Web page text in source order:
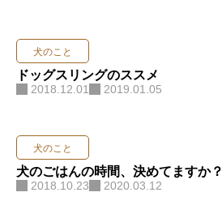
犬のこと
ドッグスリングのススメ
2018.12.01 2019.01.05
犬のこと
犬のごはんの時間、決めてますか？
2018.10.23 2020.03.12